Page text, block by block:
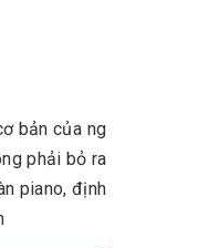
bản của ng
phải bỏ ra
piano, định